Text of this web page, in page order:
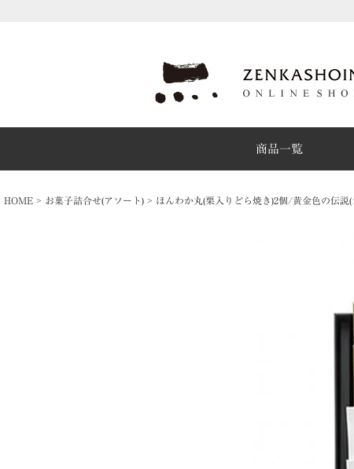
商品一覧
HOME お菓子詰合せ(アソート) ほんわか丸(栗入りどら焼き)2個/黄金色の伝